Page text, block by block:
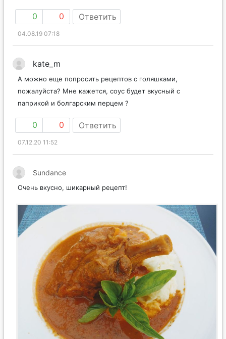
0 0 Ответить
04.08.19 07:18
kate_m
А можно еще попросить рецептов с голяшками,
пожалуйста? Мне кажется, соус будет вкусный с
паприкой и болгарским перцем ?
0 0 Ответить
07.12.20 11:52
Sundance
Очень вкусно, шикарный рецепт!